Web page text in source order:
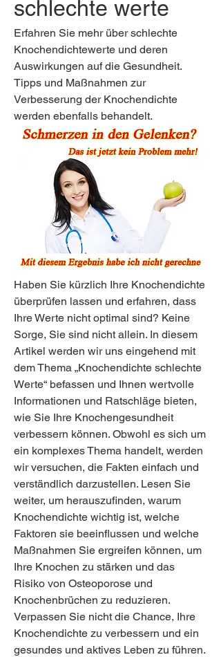
schlechte werte
Erfahren Sie mehr über schlechte
Knochendichtewerte und deren
Auswirkungen auf die Gesundheit.
Tipps und Maßnahmen zur
Verbesserung der Knochendichte
werden ebenfalls behandelt.
Haben Sie kürzlich Ihre Knochendichte
überprüfen lassen und erfahren, dass
Ihre Werte nicht optimal sind? Keine
Sorge, Sie sind nicht allein. In diesem
Artikel werden wir uns eingehend mit
dem Thema „Knochendichte schlechte
Werte“ befassen und Ihnen wertvolle
Informationen und Ratschläge bieten,
wie Sie Ihre Knochengesundheit
verbessern können. Obwohl es sich um
ein komplexes Thema handelt, werden
wir versuchen, die Fakten einfach und
verständlich darzustellen. Lesen Sie
weiter, um herauszufinden, warum
Knochendichte wichtig ist, welche
Faktoren sie beeinflussen und welche
Maßnahmen Sie ergreifen können, um
Ihre Knochen zu stärken und das
Risiko von Osteoporose und
Knochenbrüchen zu reduzieren.
Verpassen Sie nicht die Chance, Ihre
Knochendichte zu verbessern und ein
gesundes und aktives Leben zu führen.